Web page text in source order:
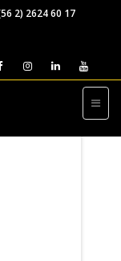
2) 2624 60 17